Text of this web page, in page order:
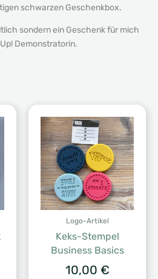
schwarzen Geschenkbox.
sondern ein Geschenk für mich
Demonstratorin.
Logo-Artikel
Keks-Stempel
Business Basics
10,00 €